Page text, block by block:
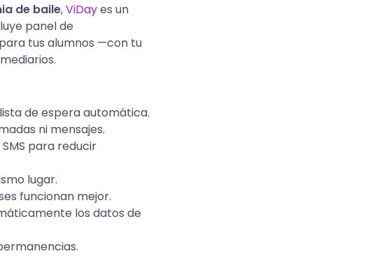
de baile,ViDayes un
panel de
tus alumnos —con tu
de espera automática.
ni mensajes.
para reducir
lugar.
funcionan mejor.
los datos de